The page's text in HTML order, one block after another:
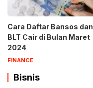
Cara Daftar Bansos dan
BLT Cair di Bulan Maret
2024
FINANCE
Bisnis